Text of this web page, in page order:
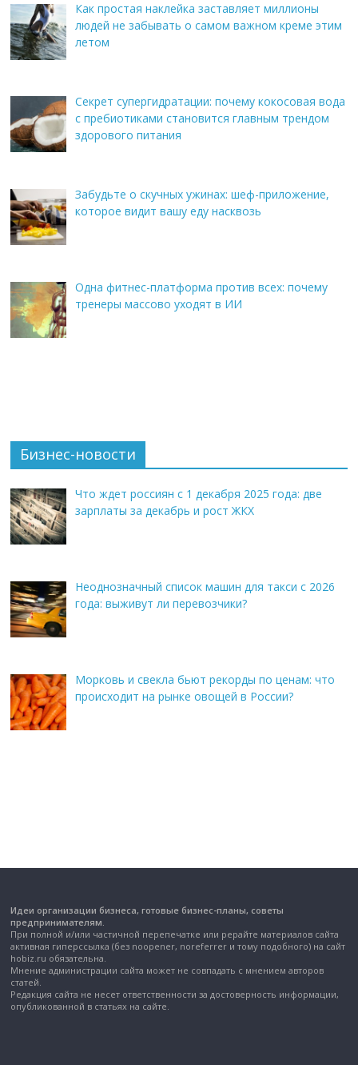
Как простая наклейка заставляет миллионы
людей не забывать о самом важном креме этим
летом
Секрет супергидратации: почему кокосовая вода
с пребиотиками становится главным трендом
здорового питания
Забудьте о скучных ужинах: шеф-приложение,
которое видит вашу еду насквозь
Одна фитнес-платформа против всех: почему
тренеры массово уходят в ИИ
Бизнес-новости
Что ждет россиян с 1 декабря 2025 года: две
зарплаты за декабрь и рост ЖКХ
Неоднозначный список машин для такси с 2026
года: выживут ли перевозчики?
Морковь и свекла бьют рекорды по ценам: что
происходит на рынке овощей в России?
Идеи организации бизнеса, готовые бизнес-планы, советы
предпринимателям.
При полной и/или частичной перепечатке или рерайте материалов сайта
активная гиперссылка (без noopener, noreferrer и тому подобного) на сайт
hobiz.ru обязательна.
Мнение администрации сайта может не совпадать с мнением авторов
статей.
Редакция сайта не несет ответственности за достоверность информации,
опубликованной в статьях на сайте.